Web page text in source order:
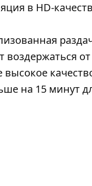
в HD-
воздержаться
на 15 минут